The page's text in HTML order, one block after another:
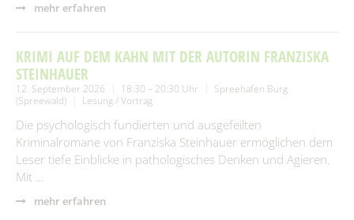
mehr erfahren
KRIMI AUF DEM KAHN MIT DER AUTORIN FRANZISKA
STEINHAUER
12. September 2026 18:30 – 20:30 Uhr
Spreehafen Burg
(Spreewald)
Lesung / Vortrag
Die psychologisch fundierten und ausgefeilten
Kriminalromane von Franziska Steinhauer ermöglichen dem
Leser tiefe Einblicke in pathologisches Denken und Agieren.
Mit …
mehr erfahren